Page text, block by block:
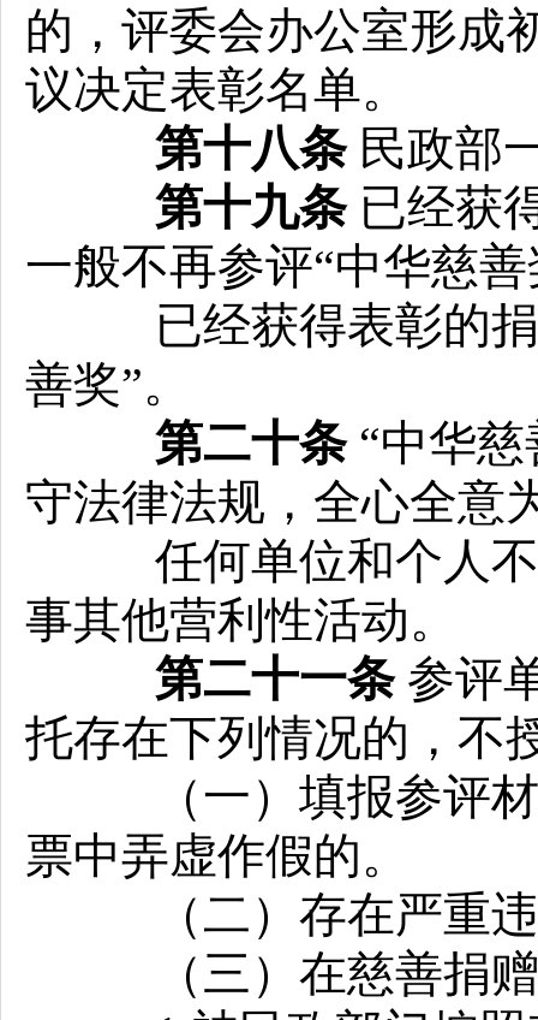
的，评委会办公室形成
议决定表彰名单。
第十八条民政部
第十九条已经获
一般不再参评“中华慈善
已经获得表彰的捐
善奖”。
第二十条“中华慈
守法律法规，全心全意
任何单位和个人不
事其他营利性活动。
第二十一条参评
托存在下列情况的，不
（一）填报参评材
票中弄虚作假的。
（二）存在严重违
（三）在慈善捐赠